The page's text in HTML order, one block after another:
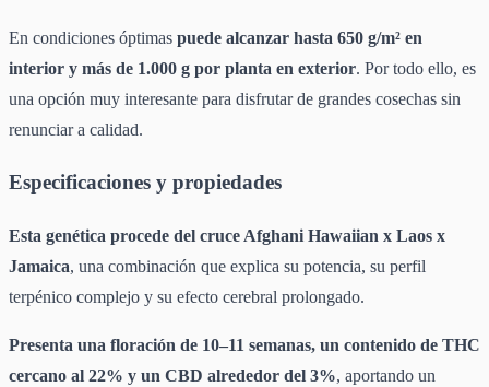
En condiciones óptimas puede alcanzar hasta 650 g/m² en
interior y más de 1.000 g por planta en exterior. Por todo ello, es
una opción muy interesante para disfrutar de grandes cosechas sin
renunciar a calidad.
Especificaciones y propiedades
Esta genética procede del cruce Afghani Hawaiian x Laos x
Jamaica, una combinación que explica su potencia, su perfil
terpénico complejo y su efecto cerebral prolongado.
Presenta una floración de 10–11 semanas, un contenido de THC
cercano al 22% y un CBD alrededor del 3%, aportando un